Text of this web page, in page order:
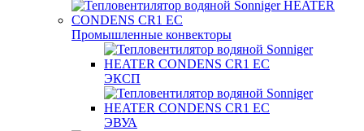
Промышленные конвекторы
ЭКСП
ЭВУА